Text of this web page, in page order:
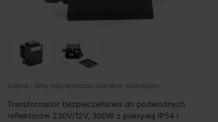
Zdjęcia i filmy mają wyłącznie charakter ilustracyjny.
Transformator bezpieczeństwa do podwodnych
reflektorów 230V/12V, 300W z pokrywą IP54 i